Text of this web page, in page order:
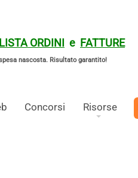
ORDINI e FATTURE
nascosta. Risultato garantito!
Concorsi Risorse